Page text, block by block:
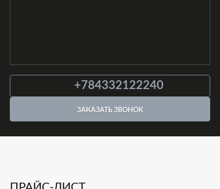
+784332122240
ЗАКАЗАТЬ ЗВОНОК